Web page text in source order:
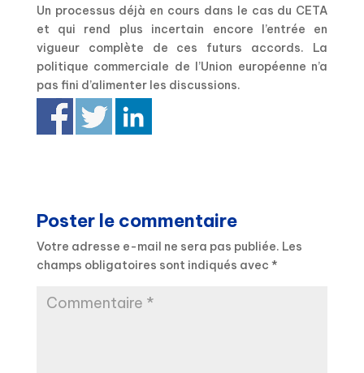
Un processus déjà en cours dans le cas du CETA
et qui rend plus incertain encore l’entrée en
vigueur complète de ces futurs accords. La
politique commerciale de l’Union européenne n’a
pas fini d’alimenter les discussions.
Poster le commentaire
Votre adresse e-mail ne sera pas publiée. Les
champs obligatoires sont indiqués avec *